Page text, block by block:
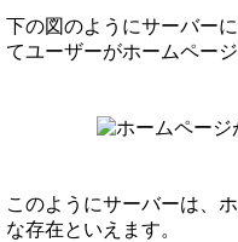
下の図のようにサーバー
てユーザーがホームペー
このようにサーバーは、
な存在といえます。